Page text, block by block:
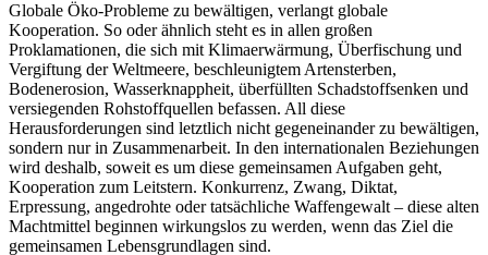
Globale Öko-Probleme zu bewältigen, verlangt globale
Kooperation. So oder ähnlich steht es in allen großen
Proklamationen, die sich mit Klimaerwärmung, Überfischung und
Vergiftung der Weltmeere, beschleunigtem Artensterben,
Bodenerosion, Wasserknappheit, überfüllten Schadstoffsenken und
versiegenden Rohstoffquellen befassen. All diese
Herausforderungen sind letztlich nicht gegeneinander zu bewältigen,
sondern nur in Zusammenarbeit. In den internationalen Beziehungen
wird deshalb, soweit es um diese gemeinsamen Aufgaben geht,
Kooperation zum Leitstern. Konkurrenz, Zwang, Diktat,
Erpressung, angedrohte oder tatsächliche Waffengewalt – diese alten
Machtmittel beginnen wirkungslos zu werden, wenn das Ziel die
gemeinsamen Lebensgrundlagen sind.